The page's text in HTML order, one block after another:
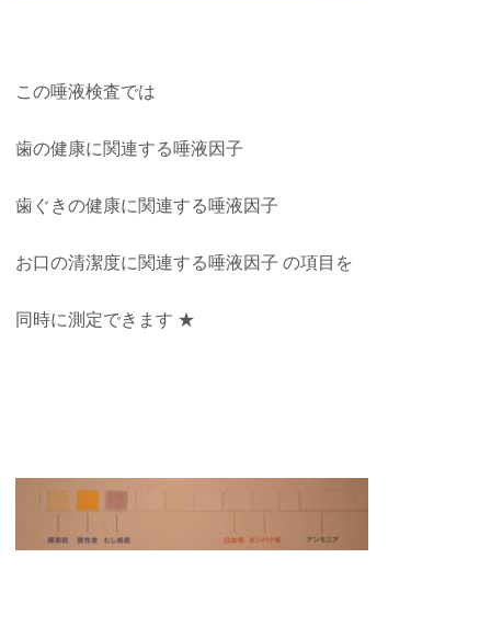
この唾液検査では
歯の健康に関連する唾液因子
歯ぐきの健康に関連する唾液因子
お口の清潔度に関連する唾液因子 の項目を
同時に測定できます ★